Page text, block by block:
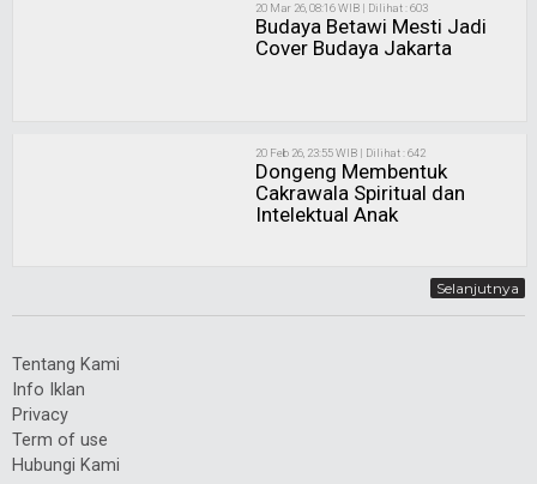
20 Mar 26, 08:16 WIB | Dilihat : 603
Budaya Betawi Mesti Jadi
Cover Budaya Jakarta
20 Feb 26, 23:55 WIB | Dilihat : 642
Dongeng Membentuk
Cakrawala Spiritual dan
Intelektual Anak
Selanjutnya
Tentang Kami
Info Iklan
Privacy
Term of use
Hubungi Kami